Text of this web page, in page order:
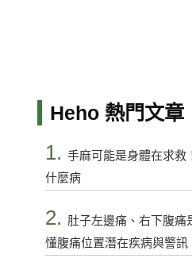
Heho 熱門文章
1. 手麻可能是身體在求救
什麼病
2. 肚子左邊痛、右下腹痛
懂腹痛位置潛在疾病與警訊